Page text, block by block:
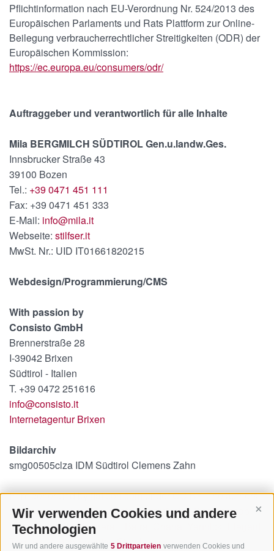
Wir verwenden Cookies und andere
Technologien
Wir und andere ausgewählte 5 Drittparteien verwenden Cookies und
Pflichtinformation nach EU-Verordnung Nr. 524/2013 des
Europäischen Parlaments und Rats Plattform zur Online-
Beilegung verbraucherrechtlicher Streitigkeiten (ODR) der
Europäischen Kommission:
https://ec.europa.eu/consumers/odr/
Auftraggeber und verantwortlich für alle Inhalte
Mila BERGMILCH SÜDTIROL Gen.u.landw.Ges.
Innsbrucker Straße 43
39100 Bozen
Tel.: +39 0471 451 111
Fax: +39 0471 451 333
E-Mail: info@mila.it
Webseite: stilfser.it
MwSt. Nr.: UID IT01661820215
Webdesign/Programmierung/CMS
With passion by
Consisto GmbH
Brennerstraße 28
I-39042 Brixen
Südtirol - Italien
T. +39 0472 251616
info@consisto.it
Internetagentur Brixen
Bildarchiv
smg00505clza IDM Südtirol Clemens Zahn
Font generated byflaticon.comunderCC BY. The authors
are:Icomoon,Freepik, Agata Kuczminska Designmodo
Icon Works,Situ Herrera
Themes,Anton Saputro,SimpleIcon.